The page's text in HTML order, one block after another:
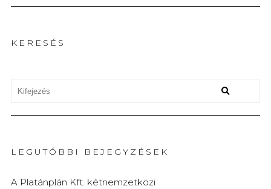
KERESÉS
LEGUTÓBBI BEJEGYZÉSEK
A Platánplán Kft. kétnemzetközi